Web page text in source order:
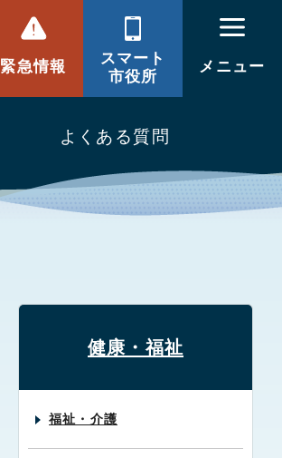
緊急情報
スマート
市役所
メニュー
よくある質問
健康・福祉
福祉・介護